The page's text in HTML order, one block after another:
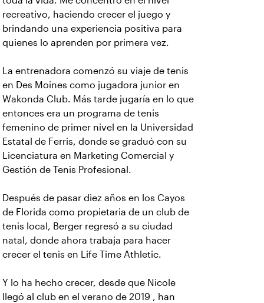
recreativo, haciendo crecer el juego y
brindando una experiencia positiva para
quienes lo aprenden por primera vez.
La entrenadora comenzó su viaje de tenis
en Des Moines como jugadora junior en
Wakonda Club. Más tarde jugaría en lo que
entonces era un programa de tenis
femenino de primer nivel en la Universidad
Estatal de Ferris, donde se graduó con su
Licenciatura en Marketing Comercial y
Gestión de Tenis Profesional.
Después de pasar diez años en los Cayos
de Florida como propietaria de un club de
tenis local, Berger regresó a su ciudad
natal, donde ahora trabaja para hacer
crecer el tenis en Life Time Athletic.
Y lo ha hecho crecer, desde que Nicole
llegó al club en el verano de 2019 , han